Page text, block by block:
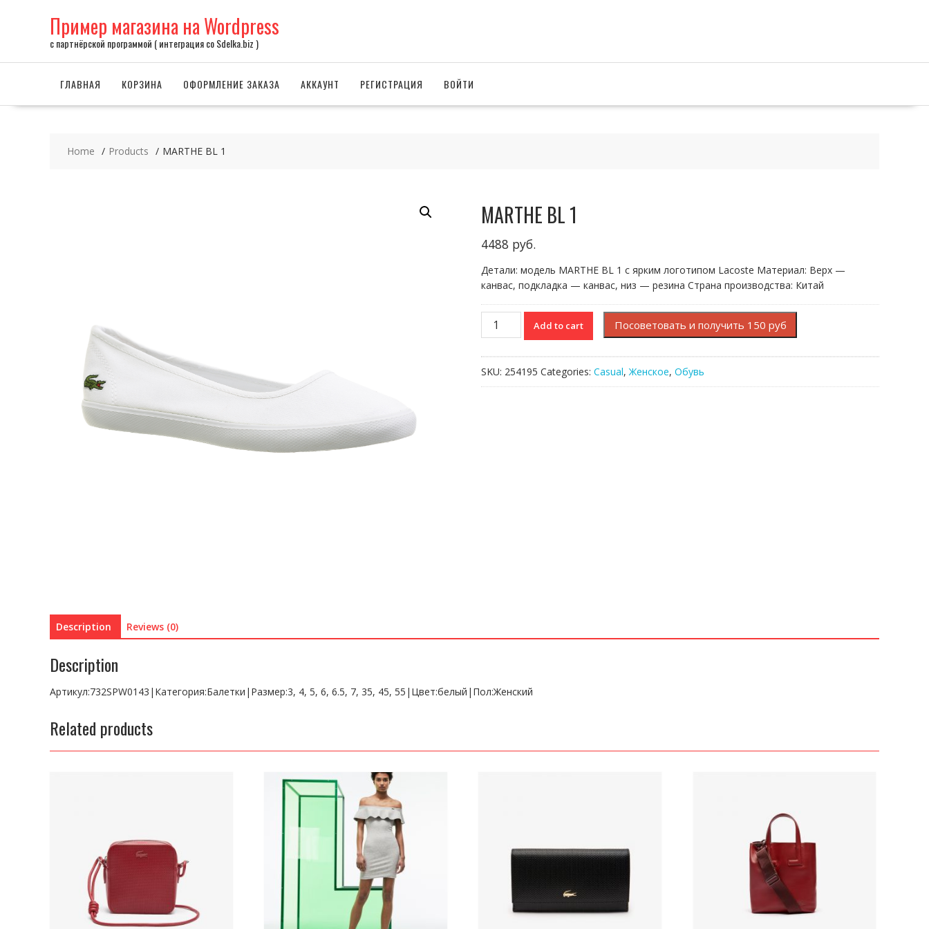
Пример магазина на Wordpress
с партнёрской программой ( интеграция со Sdelka.biz )
ГЛАВНАЯ КОРЗИНА ОФОРМЛЕНИЕ ЗАКАЗА АККАУНТ РЕГИСТРАЦИЯ ВОЙТИ
Home Products MARTHE BL 1
MARTHE BL 1
4488 руб.
Детали: модель MARTHE BL 1 с ярким логотипом Lacoste Материал: Верх —
канвас, подкладка — канвас, низ — резина Страна производства: Китай
MARTHE
Add to cart Посоветовать и получить 150 руб
SKU: 254195 Categories: Casual,Женское, Обувь
Description Reviews (0)
Description
Артикул:732SPW0143|Категория:Балетки|Размер:3, 4, 5, 6, 6.5, 7, 35, 45, 55|Цвет:белый|Пол:Женский
Related products